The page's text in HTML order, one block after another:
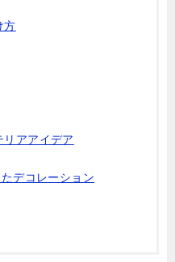
方
アアイデア
デコレーション